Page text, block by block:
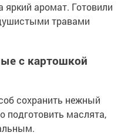
аромат. Готовили
травами
с картошкой
сохранить нежный
подготовить маслята,